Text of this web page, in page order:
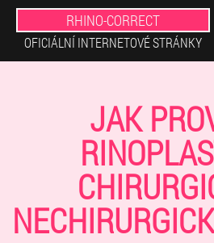
RHINO-CORRECT
OFICIÁLNÍ INTERNETOVÉ STRÁNKY
JAK